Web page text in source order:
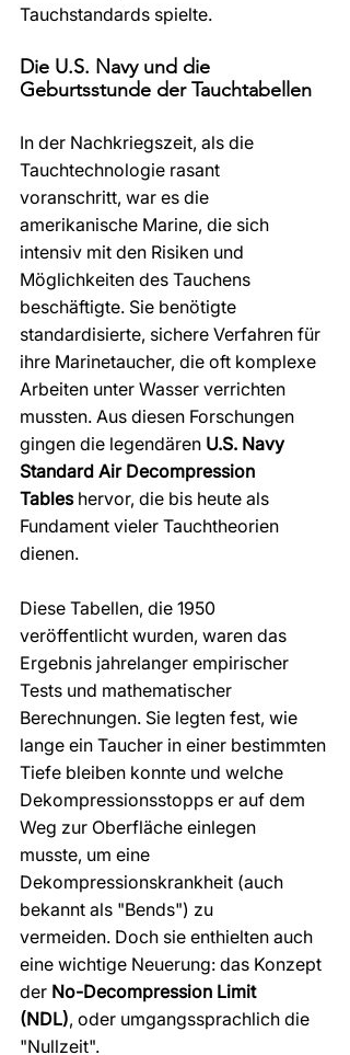
Tauchstandards spielte.
Die U.S. Navy und die
Geburtsstunde der Tauchtabellen
In der Nachkriegszeit, als die
Tauchtechnologie rasant
voranschritt, war es die
amerikanische Marine, die sich
intensiv mit den Risiken und
Möglichkeiten des Tauchens
beschäftigte. Sie benötigte
standardisierte, sichere Verfahren für
ihre Marinetaucher, die oft komplexe
Arbeiten unter Wasser verrichten
mussten. Aus diesen Forschungen
gingen die legendären U.S. Navy
Standard Air Decompression
Tables hervor, die bis heute als
Fundament vieler Tauchtheorien
dienen.
Diese Tabellen, die 1950
veröffentlicht wurden, waren das
Ergebnis jahrelanger empirischer
Tests und mathematischer
Berechnungen. Sie legten fest, wie
lange ein Taucher in einer bestimmten
Tiefe bleiben konnte und welche
Dekompressionsstopps er auf dem
Weg zur Oberfläche einlegen
musste, um eine
Dekompressionskrankheit (auch
bekannt als "Bends") zu
vermeiden. Doch sie enthielten auch
eine wichtige Neuerung: das Konzept
der No-Decompression Limit
(NDL), oder umgangssprachlich die
"Nullzeit".